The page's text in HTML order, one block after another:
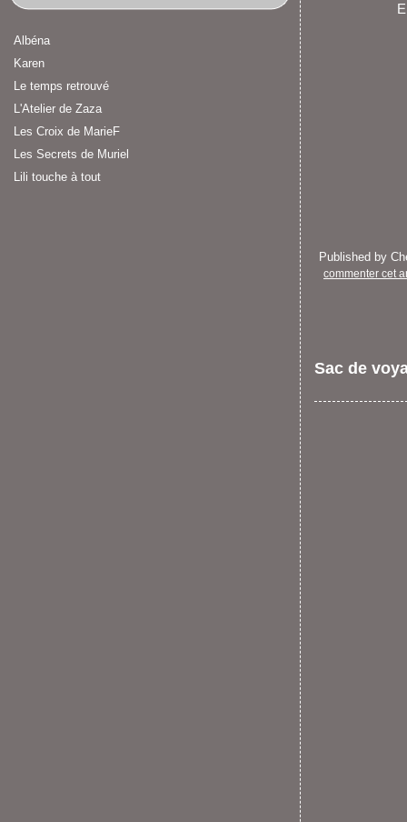
Albéna
Karen
Le temps retrouvé
L'Atelier de Zaza
Les Croix de MarieF
Les Secrets de Muriel
Lili touche à tout
Published by
commenter cet
Sac de